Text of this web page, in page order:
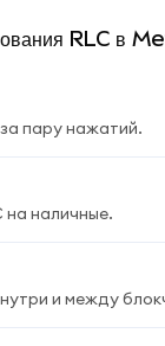
RLC в
пару нажатий.
на наличные.
и между